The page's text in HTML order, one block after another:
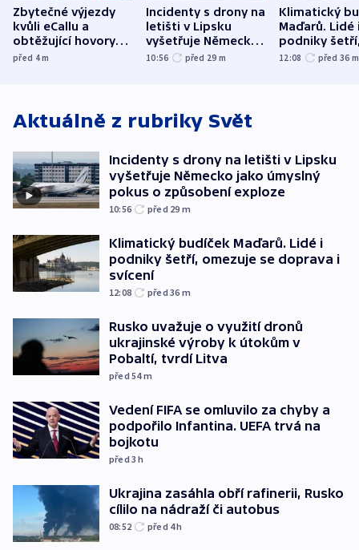
Zbytečné výjezdy
kvůli eCallu a
obtěžující hovory
zdržují záchranáře
před 4m
Incidenty s drony na
letišti v Lipsku
vyšetřuje Německo
jako úmyslný pokus
10:56 před 29 m
Klimatický
Maďarů. Lidé
podniky
omezuje se
12:08 před 36 m
Aktuálně z rubriky Svět
Incidenty s drony na letišti v Lipsku
vyšetřuje Německo jako úmyslný
pokus o způsobení exploze
10:56 před 29 m
Klimatický budíček Maďarů. Lidé i
podniky šetří, omezuje se doprava i
svícení
12:08 před 36 m
Rusko uvažuje o využití dronů
ukrajinské výroby k útokům v
Pobaltí, tvrdí Litva
před 54m
Vedení FIFA se omluvilo za chyby a
podpořilo Infantina. UEFA trvá na
bojkotu
před 3h
Ukrajina zasáhla obří rafinerii, Rusko
cílilo na nádraží či autobus
08:52 před 4h